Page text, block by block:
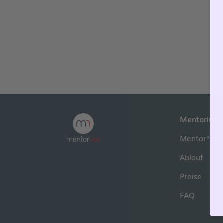
Mentoring-
Mentor*in
Ablauf
Preise
FAQ